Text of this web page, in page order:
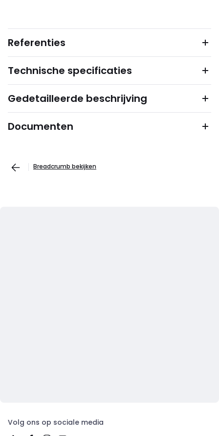
Referenties
Technische specificaties
Gedetailleerde beschrijving
Documenten
Breadcrumb bekijken
Volg ons op sociale media